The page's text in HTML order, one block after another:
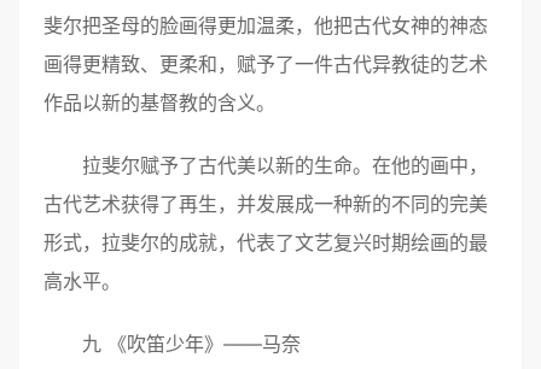
斐尔把圣母的脸画得更加温柔，他把古代女神的神态
画得更精致、更柔和，赋予了一件古代异教徒的艺术
作品以新的基督教的含义。
拉斐尔赋予了古代美以新的生命。在他的画中，
古代艺术获得了再生，并发展成一种新的不同的完美
形式，拉斐尔的成就，代表了文艺复兴时期绘画的最
高水平。
九 《吹笛少年》——马奈